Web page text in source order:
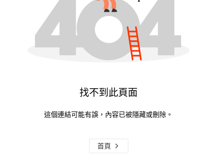
找不到此頁面
這個連結可能有誤，內容已被隱藏或刪除。
首頁